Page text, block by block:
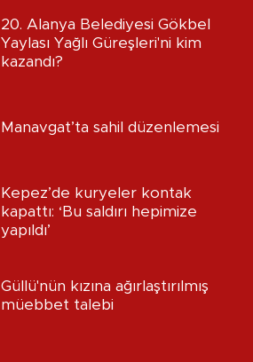
20. Alanya Belediyesi Gökbel
Yaylası Yağlı Güreşleri'ni kim
kazandı?
Manavgat’ta sahil düzenlemesi
Kepez’de kuryeler kontak
kapattı: ‘Bu saldırı hepimize
yapıldı’
Güllü'nün kızına ağırlaştırılmış
müebbet talebi